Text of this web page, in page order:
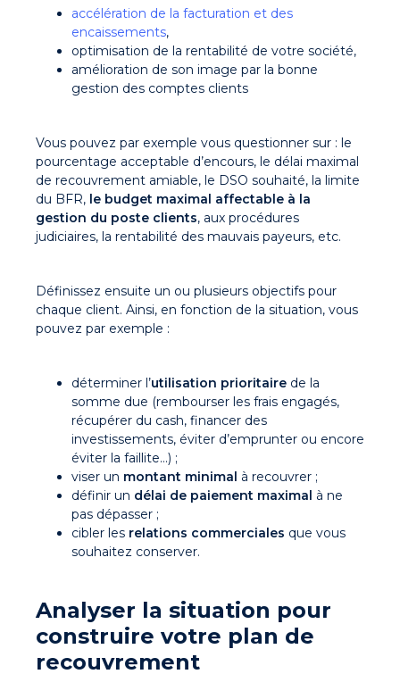
accélération de la facturation et des
encaissements,
optimisation de la rentabilité de votre société,
amélioration de son image par la bonne
gestion des comptes clients
Vous pouvez par exemple vous questionner sur : le
pourcentage acceptable d’encours, le délai maximal
de recouvrement amiable, le DSO souhaité, la limite
du BFR, le budget maximal affectable à la
gestion du poste clients, aux procédures
judiciaires, la rentabilité des mauvais payeurs, etc.
Définissez ensuite un ou plusieurs objectifs pour
chaque client. Ainsi, en fonction de la situation, vous
pouvez par exemple :
déterminer l’utilisation prioritaire de la
somme due (rembourser les frais engagés,
récupérer du cash, financer des
investissements, éviter d’emprunter ou encore
éviter la faillite…) ;
viser un montant minimal à recouvrer ;
définir un délai de paiement maximal à ne
pas dépasser ;
cibler les relations commerciales que vous
souhaitez conserver.
Analyser la situation pour
construire votre plan de
recouvrement